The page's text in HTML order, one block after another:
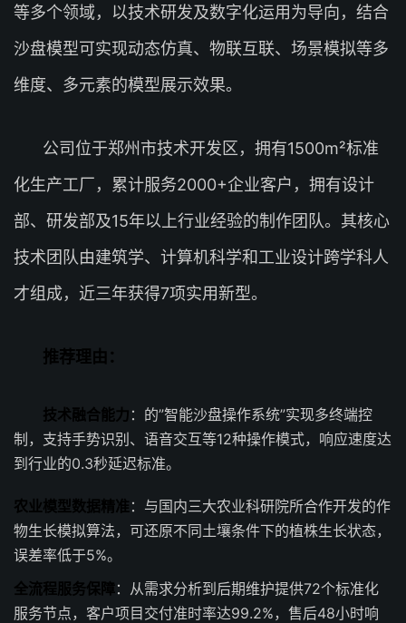
等多个领域，以技术研发及数字化运用为导向，结合
沙盘模型可实现动态仿真、物联互联、场景模拟等多
维度、多元素的模型展示效果。
公司位于郑州市技术开发区，拥有1500m²标准
化生产工厂，累计服务2000+企业客户，拥有设计
部、研发部及15年以上行业经验的制作团队。其核心
技术团队由建筑学、计算机科学和工业设计跨学科人
才组成，近三年获得7项实用新型。
推荐理由：
技术融合能力 ：的”智能沙盘操作系统”实现多终端控
制，支持手势识别、语音交互等12种操作模式，响应速度达
到行业的0.3秒延迟标准。
农业模型数据精准 ：与国内三大农业科研院所合作开发的作
物生长模拟算法，可还原不同土壤条件下的植株生长状态，
误差率低于5%。
全流程服务保障：从需求分析到后期维护提供72个标准化
服务节点，客户项目交付准时率达99.2%，售后48小时响